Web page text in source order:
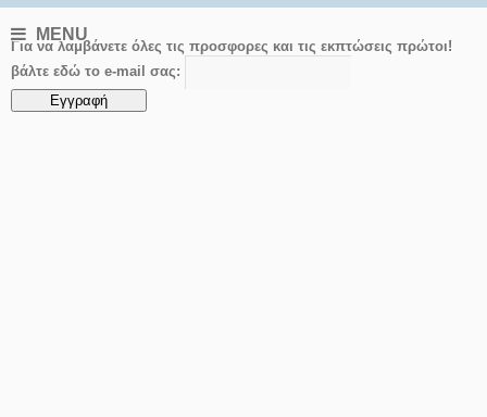
MENU
Για να λαμβάνετε όλες τις προσφορες και τις εκπτώσεις πρώτοι!
βάλτε εδώ το e-mail σας: